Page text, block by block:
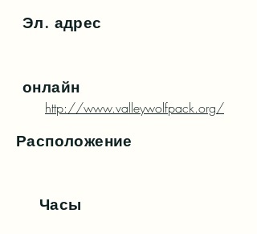
Эл. адрес
онлайн
http://www.valleywolfpack.org/
Расположение
Часы